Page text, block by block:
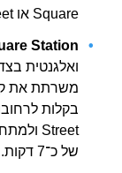
Square או ‎Ebury Street בהליכה של כ־5 דקות.
Station
ואלגנטית
של כ־7 דקות.